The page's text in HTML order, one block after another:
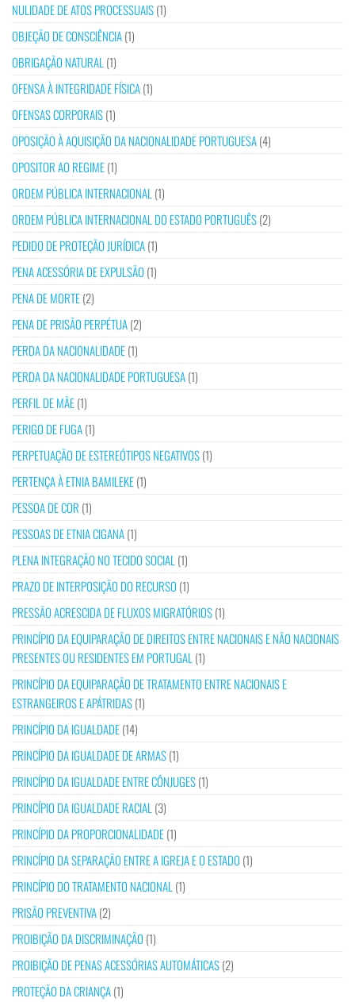
NULIDADE DE ATOS PROCESSUAIS(1)
OBJEÇÃO DE CONSCIÊNCIA(1)
OBRIGAÇÃO NATURAL (1)
OFENSA À INTEGRIDADE FÍSICA(1)
OFENSAS CORPORAIS(1)
OPOSIÇÃO À AQUISIÇÃO DA NACIONALIDADE PORTUGUESA(4)
OPOSITOR AO REGIME(1)
ORDEM PÚBLICA INTERNACIONAL (1)
ORDEM PÚBLICA INTERNACIONAL DO ESTADO PORTUGUÊS(2)
PEDIDO DE PROTEÇÃO JURÍDICA(1)
PENA ACESSÓRIA DE EXPULSÃO (1)
PENA DE MORTE(2)
PENA DE PRISÃO PERPÉTUA(2)
PERDA DA NACIONALIDADE(1)
PERDA DA NACIONALIDADE PORTUGUESA(1)
PERFIL DE MÃE(1)
PERIGO DE FUGA(1)
PERPETUAÇÃO DE ESTEREÓTIPOS NEGATIVOS(1)
PERTENÇA À ETNIA BAMILEKE(1)
PESSOA DE COR (1)
PESSOAS DE ETNIA CIGANA(1)
PLENA INTEGRAÇÃO NO TECIDO SOCIAL (1)
PRAZO DE INTERPOSIÇÃO DO RECURSO (1)
PRESSÃO ACRESCIDA DE FLUXOS MIGRATÓRIOS(1)
PRINCÍPIO DA EQUIPARAÇÃO DE DIREITOS ENTRE NACIONAIS E NÃO NACIONAIS
PRESENTES OU RESIDENTES EM PORTUGAL (1)
PRINCÍPIO DA EQUIPARAÇÃO DE TRATAMENTO ENTRE NACIONAIS E
ESTRANGEIROS E APÁTRIDAS(1)
PRINCÍPIO DA IGUALDADE(14)
PRINCÍPIO DA IGUALDADE DE ARMAS(1)
PRINCÍPIO DA IGUALDADE ENTRE CÔNJUGES(1)
PRINCÍPIO DA IGUALDADE RACIAL (3)
PRINCÍPIO DA PROPORCIONALIDADE(1)
PRINCÍPIO DA SEPARAÇÃO ENTRE A IGREJA E O ESTADO (1)
PRINCÍPIO DO TRATAMENTO NACIONAL (1)
PRISÃO PREVENTIVA(2)
PROIBIÇÃO DA DISCRIMINAÇÃO (1)
PROIBIÇÃO DE PENAS ACESSÓRIAS AUTOMÁTICAS(2)
PROTEÇÃO DA CRIANÇA(1)